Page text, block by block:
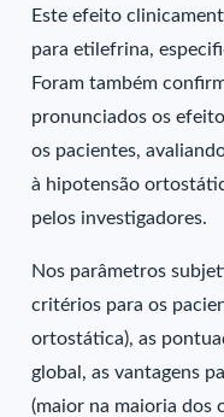
Este efeito
para etilefrina,
Foram também
pronunciados os
os pacientes,
à hipotensão
pelos investigadores.
Nos parâmetros
critérios para os
ortostática), as
global, as vantagens
(maior na maioria dos